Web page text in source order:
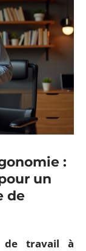
:
un
de
de travail à